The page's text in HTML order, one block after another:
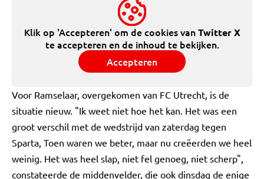
Klik op 'Accepteren' om de cookies vanTwitter X
te accepteren en de inhoud te bekijken.
Accepteren
Voor Ramselaar, overgekomen van FC Utrecht, is de
situatie nieuw. "Ik weet niet hoe het kan. Het was een
groot verschil met de wedstrijd van zaterdag tegen
Sparta, Toen waren we beter, maar nu creëerden we heel
weinig. Het was heel slap, niet fel genoeg, niet scherp",
constateerde de middenvelder, die ook dinsdag de enige